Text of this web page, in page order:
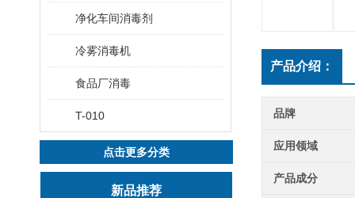
净化车间消毒剂
冷雾消毒机
食品厂消毒
T-010
点击更多分类
新品推荐
产品介绍：
品牌
应用领域
产品成分